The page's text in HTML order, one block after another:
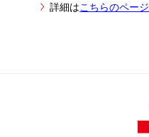
詳細はこちらのページ